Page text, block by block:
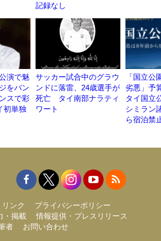
記録なし
演で魅
をバン
スで彩
初単独
サッカー試合中のグラウ
ンドに落雷、24歳選手が
死亡 タイ南部ナラティ
ワート
「国立公
劣悪」予
タイ国立
シミラン
ら宿泊禁
リンク
プライバシーポリシー
・掲載
情報提供・プレスリリース
者 お問い合わせ